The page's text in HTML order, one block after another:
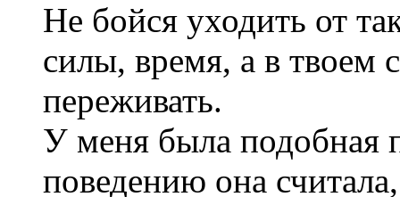
Не бойся уходить от
силы, время, а в твоем
переживать.
У меня была подобная
поведению она